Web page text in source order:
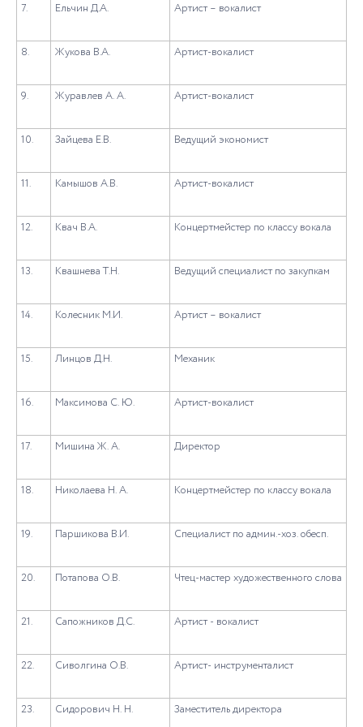
7. Ельчин Д.А. Артист – вокалист
8. Жукова В.А. Артист-вокалист
9. Журавлев А. А. Артист-вокалист
10. Зайцева Е.В. Ведущий экономист
11. Камышов А.В. Артист-вокалист
12. Квач В.А. Концертмейстер по классу вокала
13. Квашнева Т.Н. Ведущий специалист по закупкам
14. Колесник М.И. Артист – вокалист
15. Линцов Д.Н. Механик
16. Максимова С. Ю. Артист-вокалист
17. Мишина Ж. А. Директор
18. Николаева Н. А. Концертмейстер по классу вокала
19. Паршикова В.И. Специалист по админ.-хоз. обесп.
20. Потапова О.В. Чтец-мастер художественного слова
21. Сапожников Д.С. Артист - вокалист
22. Сиволгина О.В. Артист- инструменталист
23. Сидорович Н. Н. Заместитель директора